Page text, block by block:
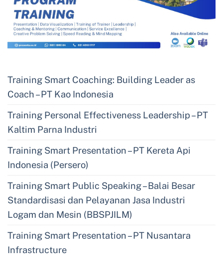
Training Smart Coaching: Building Leader as
Coach – PT Kao Indonesia
Training Personal Effectiveness Leadership – PT
Kaltim Parna Industri
Training Smart Presentation – PT Kereta Api
Indonesia (Persero)
Training Smart Public Speaking – Balai Besar
Standardisasi dan Pelayanan Jasa Industri
Logam dan Mesin (BBSPJILM)
Training Smart Presentation – PT Nusantara
Infrastructure